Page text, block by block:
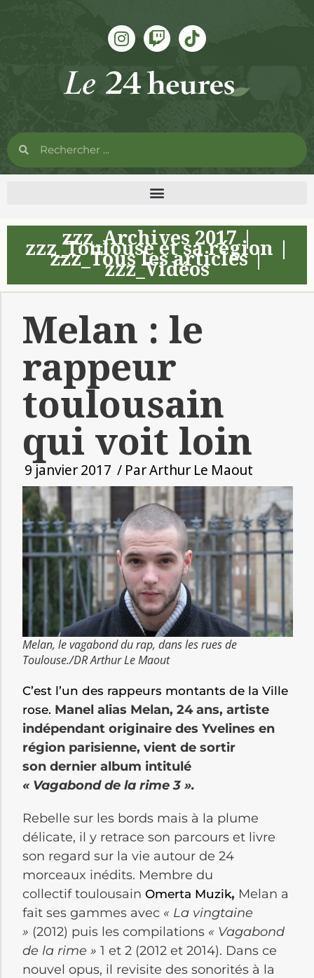
zzz_Archives 2017|
zzz_Toulouse et sa région
zzz_Tous les articles|
zzz_Vidéos
Melan : le
rappeur
toulousain
qui voit loin
9 janvier 2017 / ParArthur Le Maout
Melan, le vagabond du rap, dans les rues de
Toulouse./DR Arthur Le Maout
C’est l’un des rappeurs montants de la Ville
rose. Manel alias Melan, 24 ans, artiste
indépendant originaire des Yvelines en
région parisienne, vient de sortir
son dernier album intitulé
« Vagabond de la rime 3 ».
Rebelle sur les bords mais à la plume
délicate, il y retrace son parcours et livre
son regard sur la vie autour de 24
morceaux inédits. Membre du
collectif toulousain Omerta Muzik, Melan a
fait ses gammes avec « La vingtaine
» (2012) puis les compilations « Vagabond
de la rime » 1 et 2 (2012 et 2014). Dans ce
nouvel opus, il revisite des sonorités à la